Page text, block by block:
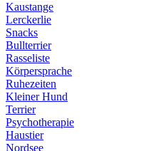
Kaustange
Lerckerlie
Snacks
Bullterrier
Rasseliste
Körpersprache
Ruhezeiten
Kleiner Hund
Terrier
Psychotherapie
Haustier
Nordsee